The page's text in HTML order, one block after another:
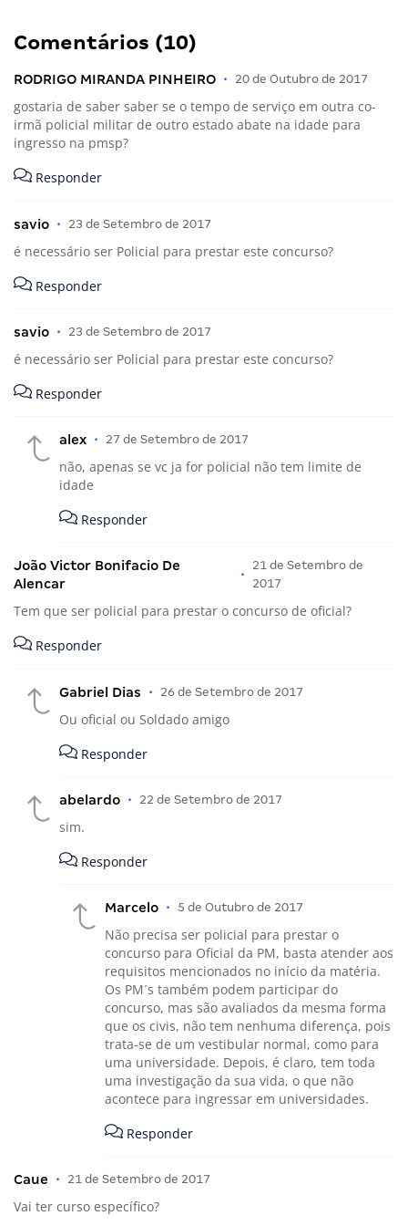
Comentários (10)
RODRIGO MIRANDA PINHEIRO • 20 de Outubro de 2017
gostaria de saber saber se o tempo de serviço em outra co-
irmã policial militar de outro estado abate na idade para
ingresso na pmsp?
Responder
savio • 23 de Setembro de 2017
é necessário ser Policial para prestar este concurso?
Responder
savio • 23 de Setembro de 2017
é necessário ser Policial para prestar este concurso?
Responder
alex • 27 de Setembro de 2017
não, apenas se vc ja for policial não tem limite de
idade
Responder
João Victor Bonifacio De
Alencar
•
21 de Setembro de
2017
Tem que ser policial para prestar o concurso de oficial?
Responder
Gabriel Dias • 26 de Setembro de 2017
Ou oficial ou Soldado amigo
Responder
abelardo • 22 de Setembro de 2017
sim.
Responder
Marcelo • 5 de Outubro de 2017
Não precisa ser policial para prestar o
concurso para Oficial da PM, basta atender aos
requisitos mencionados no início da matéria.
Os PM´s também podem participar do
concurso, mas são avaliados da mesma forma
que os civis, não tem nenhuma diferença, pois
trata-se de um vestibular normal, como para
uma universidade. Depois, é claro, tem toda
uma investigação da sua vida, o que não
acontece para ingressar em universidades.
Responder
Caue • 21 de Setembro de 2017
Vai ter curso específico?